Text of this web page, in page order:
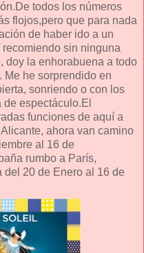
todos los números
flojos,pero que para nada
de haber ido a un
sin ninguna
doy la enhorabuena a todo
he sorprendido en
sonriendo o con los
espectáculo.El
funciones de aquí a
ahora van camino
al 16 de
rumbo a París,
20 de Enero al 16 de